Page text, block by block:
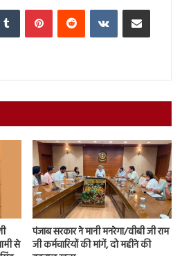
Tumblr PinterestReddit VKontakteShare via Email
से
पंजाब सरकार ने मानी मनरेगा/वीबी जी राम
जी कर्मचारियों की मांगें, दो महीने की